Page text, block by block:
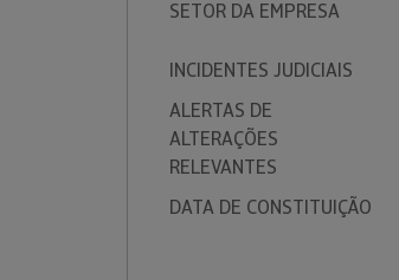
SETOR DA EMPRESA
INCIDENTES JUDICIAIS
ALERTAS DE
ALTERAÇÕES
RELEVANTES
DATA DE CONSTITUIÇÃO